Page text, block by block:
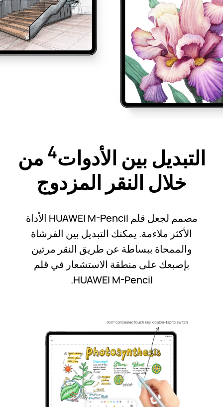
التبديل بين الأدوات4 من
خلال النقر المزدوج
مصمم لجعل قلم HUAWEI M-Pencil الأداة
الأكثر ملاءمة. يمكنك التبديل بين الفرشاة
والممحاة ببساطة عن طريق النقر مرتين
بإصبعك على منطقة الاستشعار في قلم
HUAWEI M-Pencil.